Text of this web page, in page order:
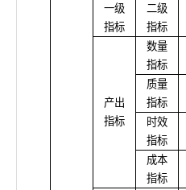
一级
指标
二级
指标
产出
指标
数量
指标
质量
指标
时效
指标
成本
指标